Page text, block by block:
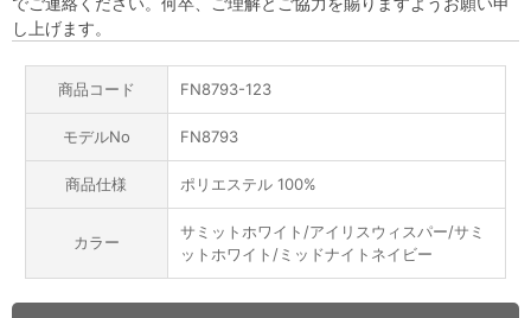
し上げます。
商品コード FN8793-123
モデルNo FN8793
商品仕様 ポリエステル 100%
カラー
サミットホワイト/アイリスウィスパー/サミ
ットホワイト/ミッドナイトネイビー